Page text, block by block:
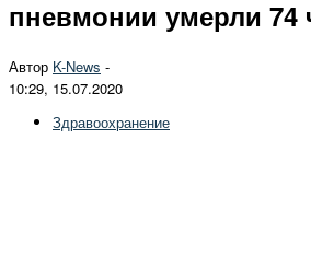
пневмонии умерли 74
Автор K-News -
10:29, 15.07.2020
Здравоохранение